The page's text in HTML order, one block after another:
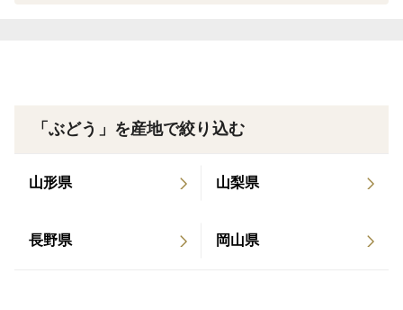
一房。贈り物にもおすすめの高品質な仕上がりです。
華-HANA- 見た目と品質のバランスが良く、日常
和-NAGOMI- 見た目に多少のばらつきはあります
「ぶどう」を産地で絞り込む
山形県 山梨県
長野県 岡山県